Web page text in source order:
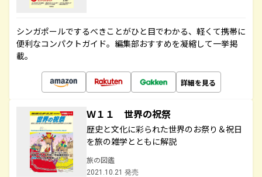
シンガポールでするべきことがひと目でわかる、軽くて携帯に
便利なコンパクトガイド。編集部おすすめを凝縮して一挙掲
載。
詳細を見る
Ｗ１１ 世界の祝祭
歴史と文化に彩られた世界のお祭り＆祝日
を旅の雑学とともに解説
旅の図鑑
2021.10.21 発売